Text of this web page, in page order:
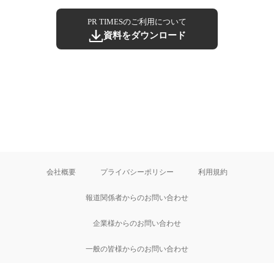
PR TIMESのご利用について
資料をダウンロード
会社概要 プライバシーポリシー 利用規約
報道関係者からのお問い合わせ
企業様からのお問い合わせ
一般の皆様からのお問い合わせ